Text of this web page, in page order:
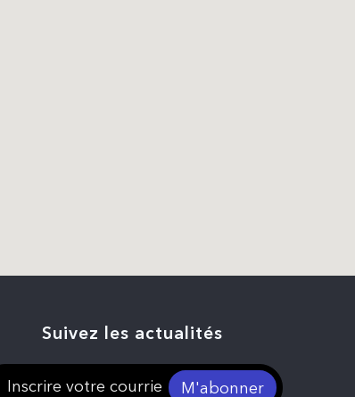
Suivez les actualités
M'abonner